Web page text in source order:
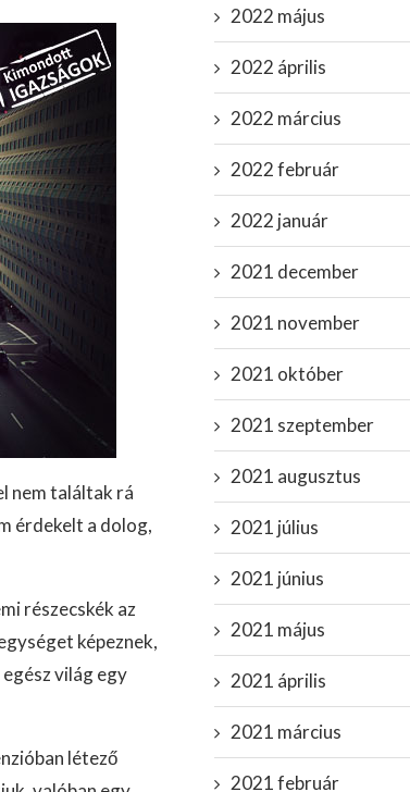
nem találtak rá
érdekelt a dolog,
részecskék az
képeznek,
világ egy
létező
2022 május
2022 április
2022 március
2022 február
2022 január
2021 december
2021 november
2021 október
2021 szeptember
2021 augusztus
2021 július
2021 június
2021 május
2021 április
2021 március
2021 február